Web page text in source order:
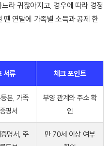
라 귀찮아지고, 경우에 따라 경정
땐 연말에 가족별 소득과 공제 한
서류 체크 포인트
본, 가족
명서
부양 관계와 주소 확
인
명서, 주
만 70세 이상 여부